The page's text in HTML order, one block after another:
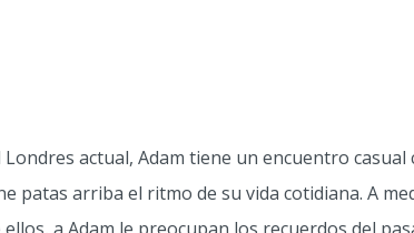
actual, Adam tiene un encuentro casual
patas arriba el ritmo de su vida cotidiana. A